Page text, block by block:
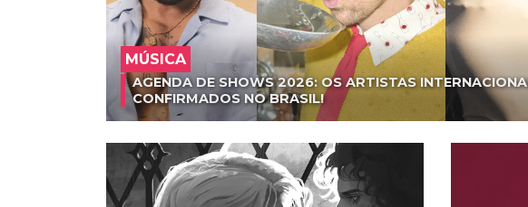
MÚSICA
AGENDA DE SHOWS 2026: OS ARTISTAS
CONFIRMADOS NO BRASIL!